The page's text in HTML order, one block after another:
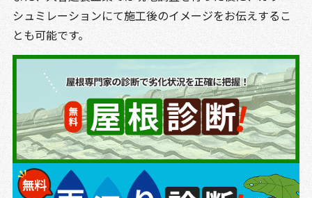
シュミレーションにて施工後のイメージをお伝えするこ
とも可能です。